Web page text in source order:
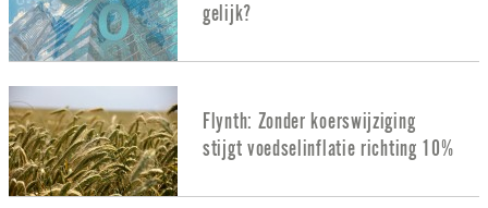
gelijk?
Flynth: Zonder koerswijziging
stijgt voedselinflatie richting 10%